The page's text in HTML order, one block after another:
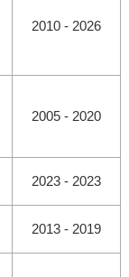
2010 - 2026
2005 - 2020
2023 - 2023
2013 - 2019